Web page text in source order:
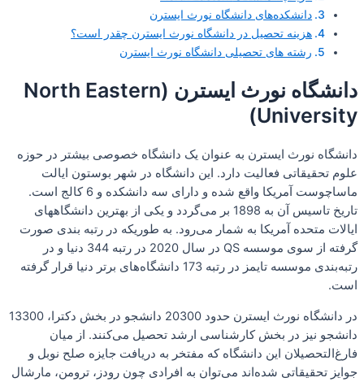
دانشکده‌های دانشگاه نورث ایسترن
هزینه تحصیل در دانشگاه نورث ایسترن چقدر است؟
رشته های تحصیلی دانشگاه نورث ایسترن
دانشگاه نورث ایسترن (North Eastern
University)
دانشگاه نورث ایسترن به عنوان یک دانشگاه خصوصی بیشتر در حوزه
علوم تحقیقاتی فعالیت دارد. این دانشگاه در شهر بوستون ایالت
ماساچوست آمریکا واقع شده و دارای سه دانشکده و 6 کالج است.
تاریخ تاسیس آن به 1898 بر می‌گردد و یکی از بهترین دانشگاههای
ایالات متحده آمریکا به شمار می‌رود. به طوریکه در رتبه بندی صورت
گرفته از سوی موسسه QS در سال 2020 در رتبه 344 دنیا و در
رتبه‌بندی موسسه تایمز در رتبه 173 دانشگاه‌های برتر دنیا قرار گرفته
است.
در دانشگاه نورث ایسترن حدود 20300 دانشجو در بخش دکترا، 13300
دانشجو نیز در بخش کارشناسی ارشد تحصیل می‌کنند. از میان
فارغ‌التحصیلان این دانشگاه که مفتخر به دریافت جایزه صلح نوبل و
جوایز تحقیقاتی شده‌اند می‌توان به افرادی چون رودز، ترومن، مارشال